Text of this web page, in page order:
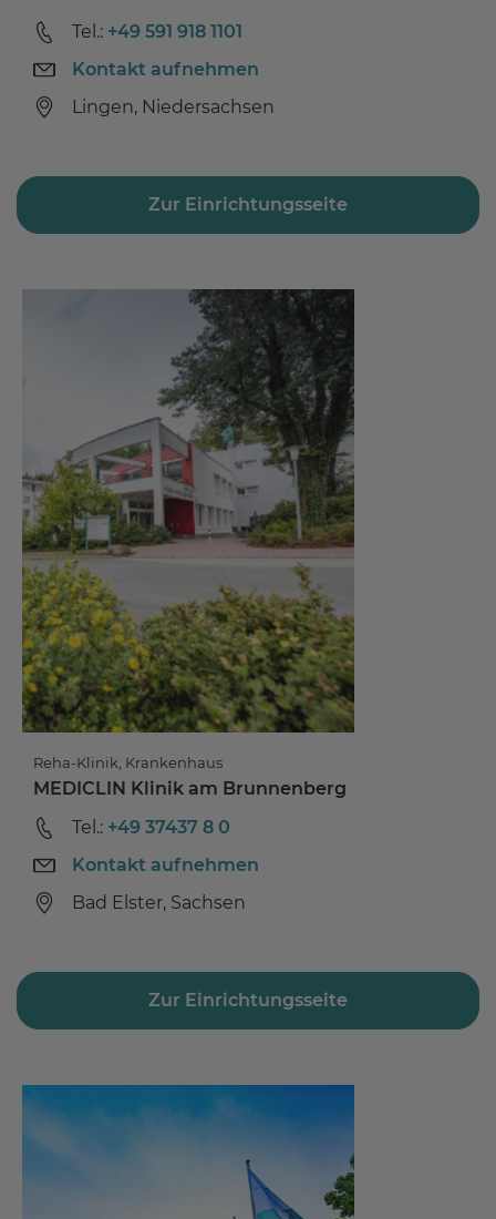
Tel.: +49 591 918 1101
Kontakt aufnehmen
Lingen, Niedersachsen
Zur Einrichtungsseite
Reha-Klinik, Krankenhaus
MEDICLIN Klinik am Brunnenberg
Tel.: +49 37437 8 0
Kontakt aufnehmen
Bad Elster, Sachsen
Zur Einrichtungsseite